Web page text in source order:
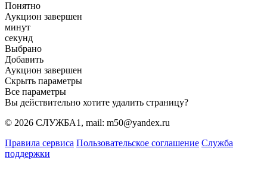
Понятно
Аукцион завершен
минут
секунд
Выбрано
Добавить
Аукцион завершен
Скрыть параметры
Все параметры
Вы действительно хотите удалить страницу?
© 2026 СЛУЖБА1, mail: m50@yandex.ru
Правила сервиса Пользовательское соглашение Служба
поддержки